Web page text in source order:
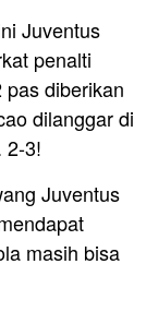
Juventus
penalti
diberikan
dilanggar di
2-3!
Juventus
masih bisa